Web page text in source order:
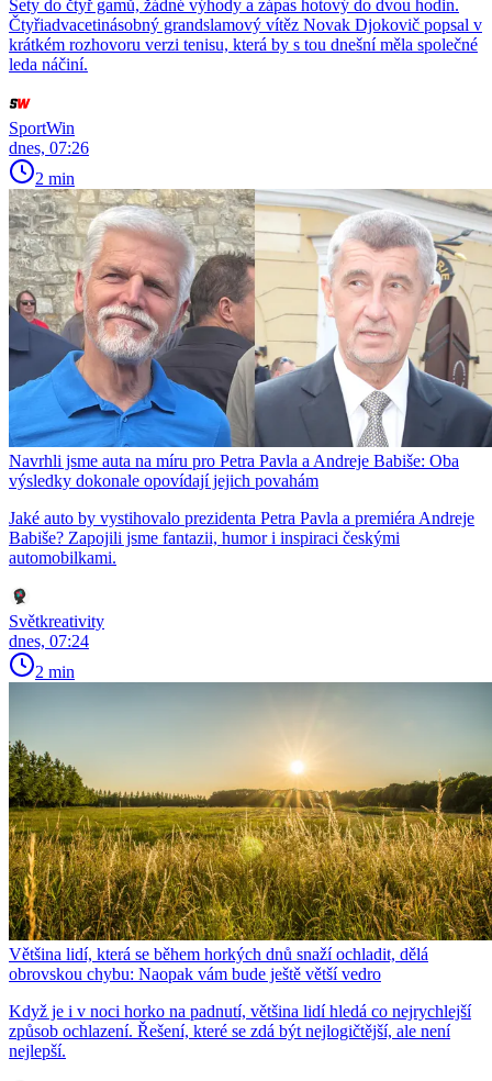
Sety do čtyř gamů, žádné výhody a zápas hotový do dvou hodin.
Čtyřiadvacetinásobný grandslamový vítěz Novak Djokovič popsal v
krátkém rozhovoru verzi tenisu, která by s tou dnešní měla společné
leda náčiní.
SportWin
dnes, 07:26
2 min
Navrhli jsme auta na míru pro Petra Pavla a Andreje Babiše: Oba
výsledky dokonale opovídají jejich povahám
Jaké auto by vystihovalo prezidenta Petra Pavla a premiéra Andreje
Babiše? Zapojili jsme fantazii, humor i inspiraci českými
automobilkami.
Světkreativity
dnes, 07:24
2 min
Většina lidí, která se během horkých dnů snaží ochladit, dělá
obrovskou chybu: Naopak vám bude ještě větší vedro
Když je i v noci horko na padnutí, většina lidí hledá co nejrychlejší
způsob ochlazení. Řešení, které se zdá být nejlogičtější, ale není
nejlepší.